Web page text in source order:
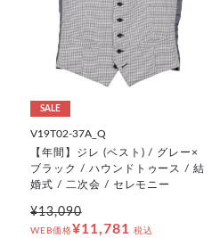
SALE
V19T02-37A_Q
【年間】ジレ (ベスト) / グレー×
ブラック / ハウンドトゥース / 結
婚式 / 二次会 / セレモニー
¥13,090
WEB価格¥11,781 税込